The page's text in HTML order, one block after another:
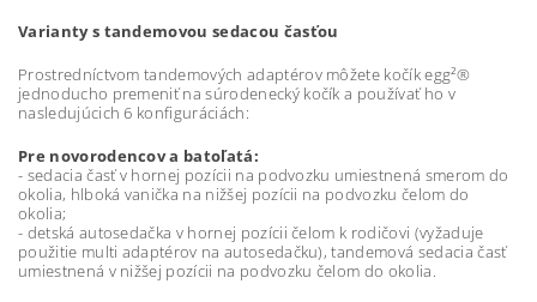
Varianty s tandemovou sedacou časťou
Prostredníctvom tandemových adaptérov môžete kočík egg²®
jednoducho premeniť na súrodenecký kočík a používať ho v
nasledujúcich 6 konfiguráciách:
Pre novorodencov a batoľatá:
- sedacia časť v hornej pozícii na podvozku umiestnená smerom do
okolia, hlboká vanička na nižšej pozícii na podvozku čelom do
okolia;
- detská autosedačka v hornej pozícii čelom k rodičovi (vyžaduje
použitie multi adaptérov na autosedačku), tandemová sedacia časť
umiestnená v nižšej pozícii na podvozku čelom do okolia.